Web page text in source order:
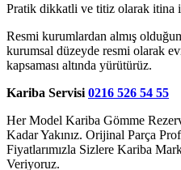
Pratik dikkatli ve titiz olarak itina
Resmi kurumlardan almış
kurumsal düzeyde resmi olarak
kapsaması altında yürütürüz.
Kariba Servisi 0216 526 54 55
Her Model Kariba Gömme
Kadar Yakınız. Orijinal Parça
Fiyatlarımızla Sizlere Kariba
Veriyoruz.